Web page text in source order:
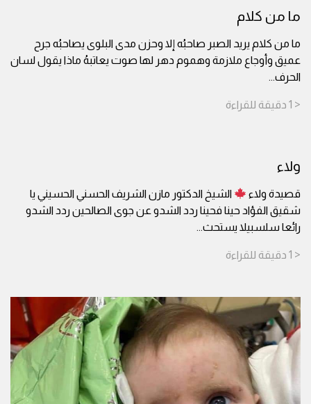
ما من كلام
ما من كلام يريد الصبر صاحبُه إلا وحزن مدى البلوى يصاحبُه جرح
عميق وأوجاع ملازمة وهموم دهر لها صوت يعاتبهُ ماذا يقول لسان
الحرف...
< 1 دقيقة للقراءة
ولاء
قصيدة ولاء
الشيخ الدكتور مازن الشريف الحسني الحسيني يا
شقيق الفؤاد حينا فحينا ردد الشدو عن جوى الصالحين ردد الشدو
رائعا سلسبيلا يستحث...
< 1 دقيقة للقراءة